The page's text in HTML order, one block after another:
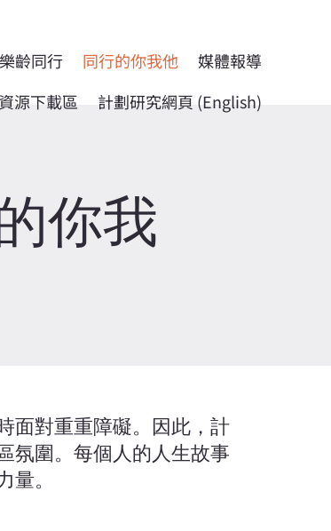
齡同行 同行的你我他
媒體報導
源下載區
計劃研究網頁 (English)
面對重重障礙。因此，計
氛圍。每個人的人生故事
。
你我